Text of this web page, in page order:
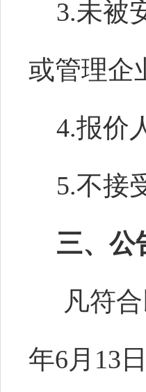
3.未被
或管理企
4.报价
5.不接
三、公
凡符合
年6月13